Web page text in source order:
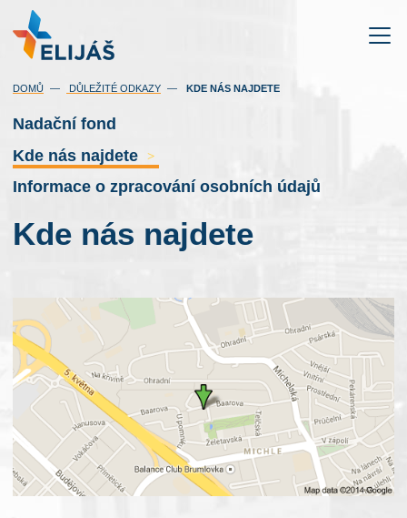
DOMŮ DŮLEŽITÉ ODKAZY KDE NÁS NAJDETE(AKTUÁLNÍ)
Nadační fond
Kde nás najdete
>
Informace o zpracování osobních údajů
Kde nás najdete